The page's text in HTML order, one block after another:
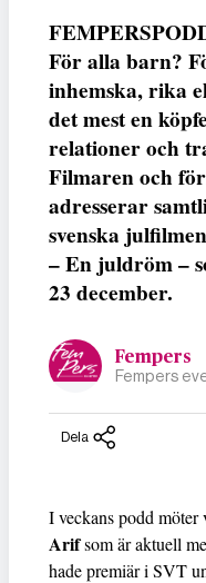
För alla barn?
inhemska, rika
det mest en
relationer och
Filmaren och
adresserar
svenska
– En juldröm –
23 december.
Fempers
Fempers
Dela
I veckans podd
Arifsom är aktuell
hade premiär i SVT